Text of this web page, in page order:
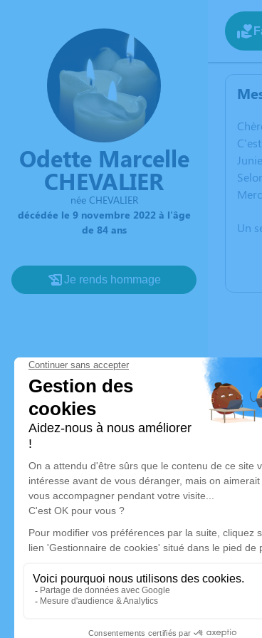
Odette Marcelle
CHEVALIER
née CHEVALIER
décédée le 9 novembre 2022 à l'âge
de 84 ans
Je rends hommage
C
Un
Du jeudi